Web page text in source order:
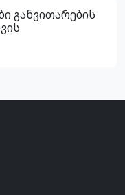
განვითარების